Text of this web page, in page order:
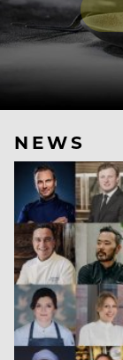
NEWS